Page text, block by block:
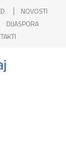
NOVOSTI
DIJASPORA